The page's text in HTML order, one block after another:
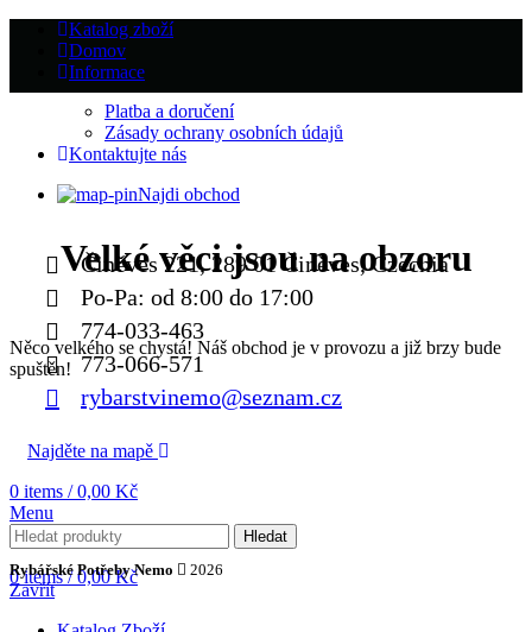
Katalog zboží
Domov
Informace
Platba a doručení
Zásady ochrany osobních údajů
Kontaktujte nás
Najdi obchod
Činěves 221, 289 01 Činěves, Czechia
Po-Pa: od 8:00 do 17:00
774-033-463
773-066-571
rybarstvinemo@seznam.cz
Najděte na mapě
0 items / 0,00 Kč
Menu
Hledat
0items / 0,00Kč
Velké věci jsou na obzoru
Něco velkého se chystá! Náš obchod je v provozu a již brzy bude
spuštěn!
Rybářské Potřeby Nemo 2026
Zavřít